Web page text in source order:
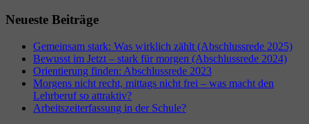
Neueste Beiträge
Gemeinsam stark: Was wirklich zählt (Abschlussrede 2025)
Bewusst im Jetzt – stark für morgen (Abschlussrede 2024)
Orientierung finden: Abschlussrede 2023
Morgens nicht recht, mittags nicht frei – was macht den
Lehrberuf so attraktiv?
Arbeitszeiterfassung in der Schule?